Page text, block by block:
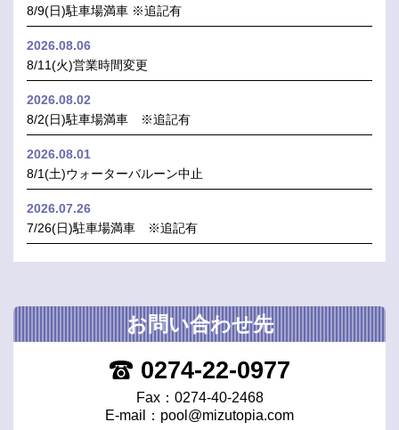
8/9(日)駐車場満車 ※追記有
2026.08.06
8/11(火)営業時間変更
2026.08.02
8/2(日)駐車場満車 ※追記有
2026.08.01
8/1(土)ウォーターバルーン中止
2026.07.26
7/26(日)駐車場満車 ※追記有
お問い合わせ先
0274-22-0977
Fax：0274-40-2468
E-mail： pool@mizutopia.com